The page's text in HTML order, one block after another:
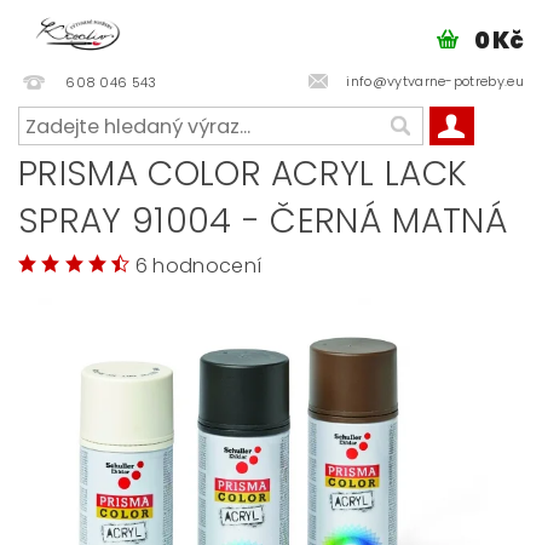
608 046 543 info@vytvarne-potreby.eu
0 Kč
PRISMA COLOR ACRYL LACK
SPRAY 91004 - ČERNÁ MATNÁ
6 hodnocení